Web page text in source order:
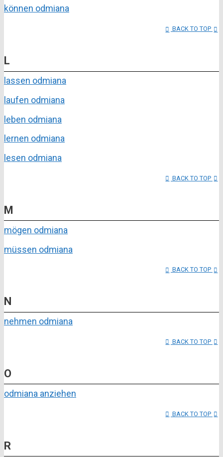
können odmiana
BACK TO TOP
L
lassen odmiana
laufen odmiana
leben odmiana
lernen odmiana
lesen odmiana
BACK TO TOP
M
mögen odmiana
müssen odmiana
BACK TO TOP
N
nehmen odmiana
BACK TO TOP
O
odmiana anziehen
BACK TO TOP
R